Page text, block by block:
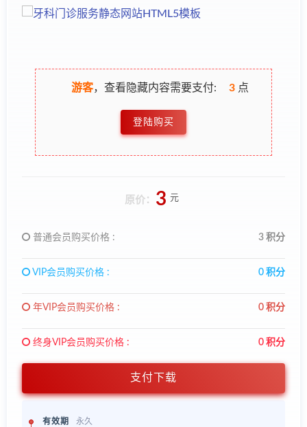
游客，查看隐藏内容需要支付: 3点
登陆购买
原价： 3 元
普通会员购买价格 : 3 积分
VIP会员购买价格 : 0 积分
年VIP会员购买价格 : 0 积分
终身VIP会员购买价格 : 0 积分
支付下载
有效期 永久